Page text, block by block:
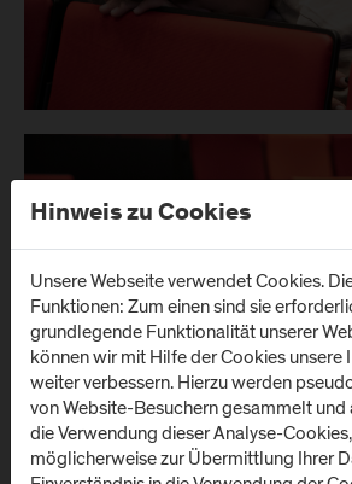
Hinweis zu Cookies
Unsere Webseite verwendet Cookies.
Funktionen: Zum einen sind sie
grundlegende Funktionalität unserer
können wir mit Hilfe der Cookies unsere
weiter verbessern. Hierzu werden
von Website-Besuchern gesammelt
die Verwendung dieser Analyse-
möglicherweise zur Übermittlung Ihrer